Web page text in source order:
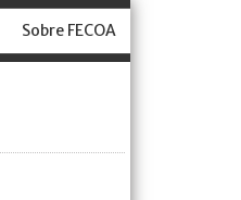
Sobre FECOA